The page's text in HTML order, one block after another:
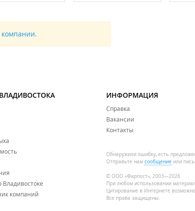
компании.
Владивостоке
компаний
ИНФОРМАЦИЯ
Справка
Вакансии
Контакты
Обнаружили ошибку, есть
Отправьте нам сообщение или
© ООО «Фарпост», 2003—2026
При любом использовании
Цитирование в Интернете
Все права защищены.